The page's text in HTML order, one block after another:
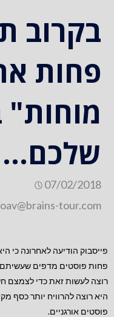
בקרוב
פחות
מוחות"
שלכם…
07/02/2018
tour.com
פייסבוק הודיעה לאחרונה כי
פחות פוסטים מדפים שעשיתם
רוצה לעשות זאת כדי לצמצם
היא רוצה להרוויח יותר כסף
פוסטים אורגניים.